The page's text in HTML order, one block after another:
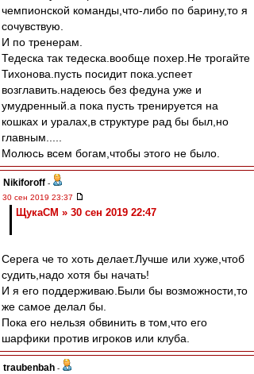
чемпионской команды,что-либо по барину,то я
сочувствую.
И по тренерам.
Тедеска так тедеска.вообще похер.Не трогайте
Тихонова.пусть посидит пока.успеет
возглавить.надеюсь без федуна уже и
умудренный.а пока пусть тренируется на
кошках и уралах,в структуре рад бы был,но
главным.....
Молюсь всем богам,чтобы этого не было.
Nikiforoff -
30 сен 2019 23:37
ЩукаСМ » 30 сен 2019 22:47
Серега че то хоть делает.Лучше или хуже,чтоб
судить,надо хотя бы начать!
И я его поддерживаю.Были бы возможности,то
же самое делал бы.
Пока его нельзя обвинить в том,что его
шарфики против игроков или клуба.
traubenbah -